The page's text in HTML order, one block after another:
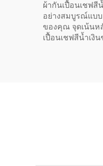
ผ้ากันเปื้อนเชฟสี
อย่างสมบูรณ์แบ
ของคุณ จุดเน้นห
เปื้อนเชฟสีน้ำเงิน